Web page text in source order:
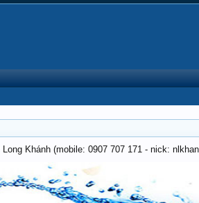
Khánh (mobile: 0907 707 171 - nick: